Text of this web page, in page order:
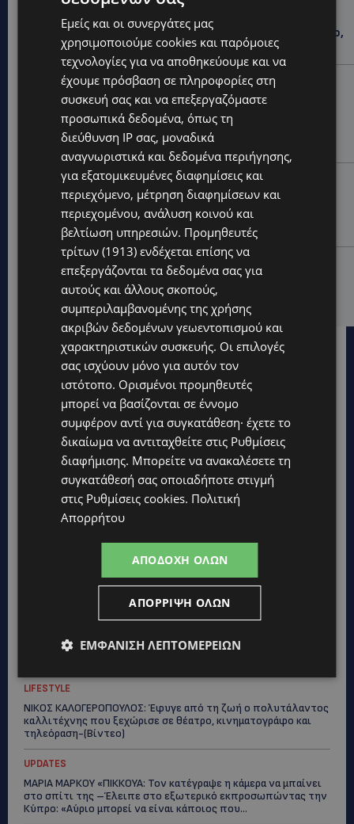
ΝΙΚΟΣ ΚΑΛΟΓΕΡΟΠΟΥΛΟΣ: Έφυγε από τη ζωή ο
πολυτάλαντος καλλιτέχνης που ξεχώρισε σε θέατρο,
κινηματογράφο και τηλεόραση-(Bίντεο)
UPDATES
ΜΑΡΙΑ ΜΑΡΚΟΥ «ΠΙΚΚΟΥΑ: Τον κατέγραψε η κάμερα να
μπαίνει στο σπίτι της –Έλειπε στο εξωτερικό
εκπροσωπώντας την Κύπρο: «Αύριο μπορεί να είναι
κάποιος που...
CALENDAR
ΑΠΟ ΤΗΝ ΚΥΠΡΟ ΣΤΟ ΛΟΝΔΙΝΟ ΚΑΙ ΤΟ ΕΔΙΜΒΟΥΡΓΟ: Η
Στέλλα Παπά γράφει τη δική της σελίδα στη διεθνή
εικαστική σκηνή
UPDATES
ΦΩΤΟ: Αγνοείται 51χρονος – Έκκληση της
Αστυνομίας για τον εντοπισμό του
ΦΡΑΓΜΑ ΚΛΗΡΟΥ: Πήγαν για ψάρεμα και άφησαν πίσω τους
LIFESTYLE
ΝΙΚΟΣ ΚΑΛΟΓΕΡΟΠΟΥΛΟΣ: Έφυγε από τη ζωή ο πολυτάλαντος
καλλιτέχνης που ξεχώρισε σε θέατρο, κινηματογράφο και
τηλεόραση-(Bίντεο)
UPDATES
ΜΑΡΙΑ ΜΑΡΚΟΥ «ΠΙΚΚΟΥΑ: Τον κατέγραψε η κάμερα να μπαίνει
στο σπίτι της –Έλειπε στο εξωτερικό εκπροσωπώντας την
Κύπρο: «Αύριο μπορεί να είναι κάποιος που...
Εμείς και οι συνεργάτες μας
χρησιμοποιούμε cookies και παρόμοιες
τεχνολογίες για να αποθηκεύουμε και να
έχουμε πρόσβαση σε πληροφορίες στη
συσκευή σας και να επεξεργαζόμαστε
προσωπικά δεδομένα, όπως τη
διεύθυνση IP σας, μοναδικά
αναγνωριστικά και δεδομένα περιήγησης,
για εξατομικευμένες διαφημίσεις και
περιεχόμενο, μέτρηση διαφημίσεων και
περιεχομένου, ανάλυση κοινού και
βελτίωση υπηρεσιών. Προμηθευτές
τρίτων (1913) ενδέχεται επίσης να
επεξεργάζονται τα δεδομένα σας για
αυτούς και άλλους σκοπούς,
συμπεριλαμβανομένης της χρήσης
ακριβών δεδομένων γεωεντοπισμού και
χαρακτηριστικών συσκευής. Οι επιλογές
σας ισχύουν μόνο για αυτόν τον
ιστότοπο. Ορισμένοι προμηθευτές
μπορεί να βασίζονται σε έννομο
συμφέρον αντί για συγκατάθεση· έχετε το
δικαίωμα να αντιταχθείτε στις Ρυθμίσεις
διαφήμισης. Μπορείτε να ανακαλέσετε τη
συγκατάθεσή σας οποιαδήποτε στιγμή
στις Ρυθμίσεις cookies. Πολιτική
Απορρήτου
ΑΠΟΔΟΧΉ ΌΛΩΝ
ΑΠΌΡΡΙΨΗ ΌΛΩΝ
ΕΜΦΆΝΙΣΗ ΛΕΠΤΟΜΕΡΕΙΏΝ